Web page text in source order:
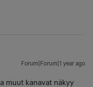
Forum|Forum|1 year ago
muut kanavat näkyy